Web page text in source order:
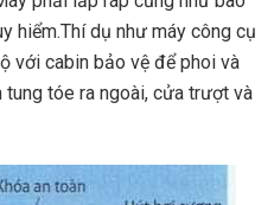
hiểm.Thí dụ như máy công cụ
với cabin bảo vệ để phoi và
tóe ra ngoài, cửa trượt và